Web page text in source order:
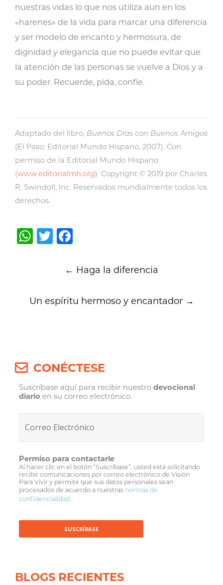
nuestras vidas lo que nos utiliza aun en los
«harenes» de la vida para marcar una diferencia
y ser modelo de encanto y hermosura, de
dignidad y elegancia que no puede evitar que
la atención de las personas se vuelve a Dios y a
su poder. Recuerde, pida, confíe.
Adaptado del libro, Buenos Días con Buenos Amigos
(El Paso: Editorial Mundo Hispano, 2007). Con
permiso de la Editorial Mundo Hispano
(www.editorialmh.org). Copyright © 2019 por Charles
R. Swindoll, Inc. Reservados mundialmente todos los
derechos.
WhatsApp
Twitter
navigation
← Haga la diferencia
Un espíritu hermoso y encantador →
CONÉCTESE
Suscríbase aquí para recibir nuestrodevocional
diario en su correo electrónico.
Permiso para contactarle
Al hacer clic en el botón “Suscríbase”, usted está solicitando
recibir comunicaciones por correo electrónico de Visión
Para Vivir y permite que sus datos personales sean
procesados de acuerdo a nuestras normas de
confidencialidad.
BLOGS RECIENTES